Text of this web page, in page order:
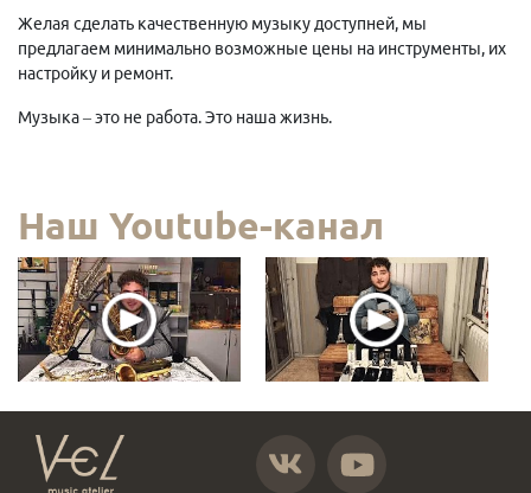
Желая сделать качественную музыку доступней, мы
предлагаем минимально возможные цены на инструменты, их
настройку и ремонт.
Музыка – это не работа. Это наша жизнь.
Наш Youtube-канал